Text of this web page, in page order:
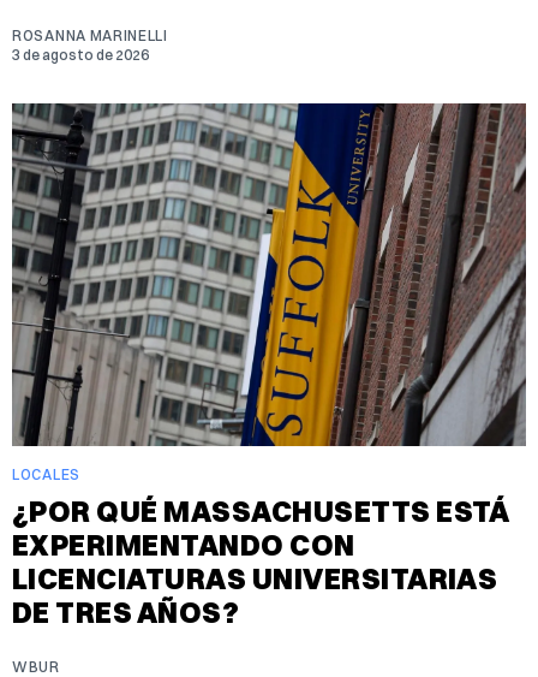
ROSANNA MARINELLI
3 de agosto de 2026
LOCALES
¿POR QUÉ MASSACHUSETTS ESTÁ
EXPERIMENTANDO CON
LICENCIATURAS UNIVERSITARIAS
DE TRES AÑOS?
WBUR